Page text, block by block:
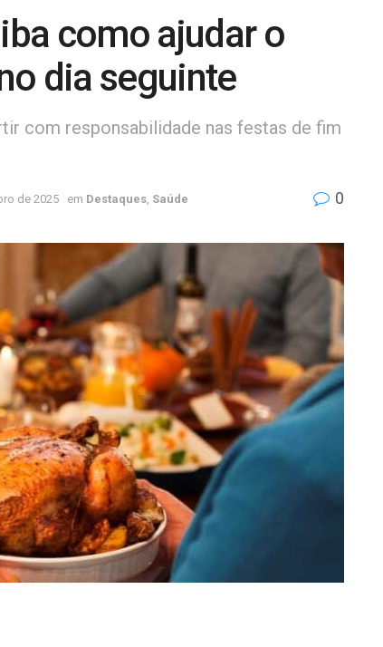
como ajudar o
dia seguinte
com responsabilidade nas festas de fim
de 2025 em Destaques Saúde 0